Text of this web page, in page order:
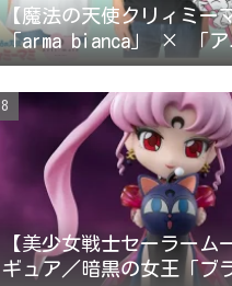
【魔法の天使クリィミー
「arma bianca」 × 「ア
の共同ブランド「arti-
オリジナルアパレル、雑
決定！
【美少女戦士セーラーム
ギュア／暗黒の女王「ブ